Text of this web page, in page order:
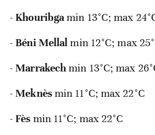
-Khouribgamin 13°C; max
-Béni Mellalmin 12°C; max
-Marrakechmin 13°C; max
-Meknèsmin 11°C; max 22°C
-Fès min 11°C; max 22°C